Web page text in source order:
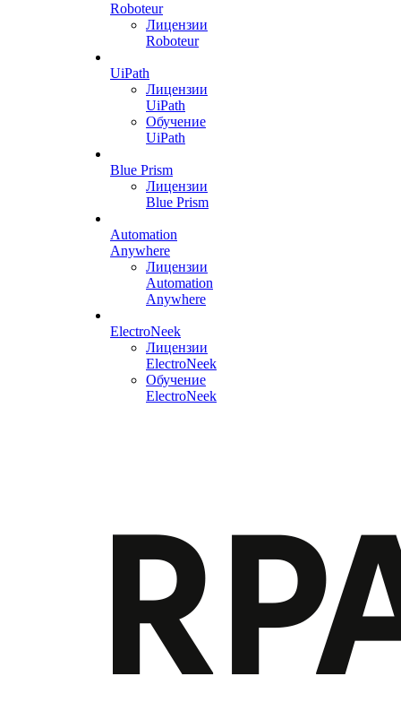
Roboteur
Лицензии
Roboteur
UiPath
Лицензии
UiPath
Обучение
UiPath
Blue Prism
Лицензии
Blue Prism
Automation
Anywhere
Лицензии
Automation
Anywhere
ElectroNeek
Лицензии
ElectroNeek
Обучение
ElectroNeek